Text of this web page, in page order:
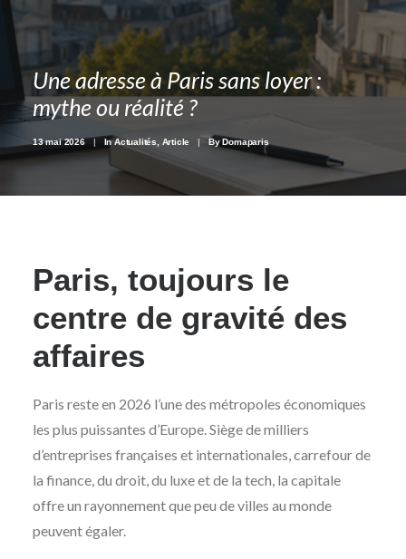
Prendre Rendez-vous
01 44 29 73 73
Recherche
Une adresse à Paris sans loyer :
mythe ou réalité ?
13 mai 2026 | InActualités Article | ByDomaparis
Paris, toujours le
centre de gravité des
affaires
Paris reste en 2026 l’une des métropoles économiques
les plus puissantes d’Europe. Siège de milliers
d’entreprises françaises et internationales, carrefour de
la finance, du droit, du luxe et de la tech, la capitale
offre un rayonnement que peu de villes au monde
peuvent égaler.